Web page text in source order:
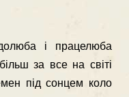
і працелюба
за все на світі
під сонцем коло